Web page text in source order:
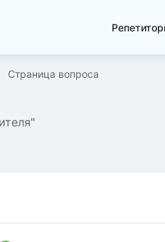
Страница вопроса